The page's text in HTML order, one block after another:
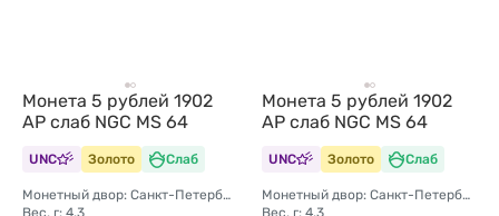
Монета 5 рублей 1902
АР слаб NGC MS 64
UNC Золото Слаб
Монетный двор: Санкт-Петербургский монетный двор
Вес, г: 4,3
Монета 5 рублей 1902
АР слаб NGC MS 64
UNC Золото Слаб
Монетный двор: Санкт-Петербургский монетный двор
Вес, г: 4,3